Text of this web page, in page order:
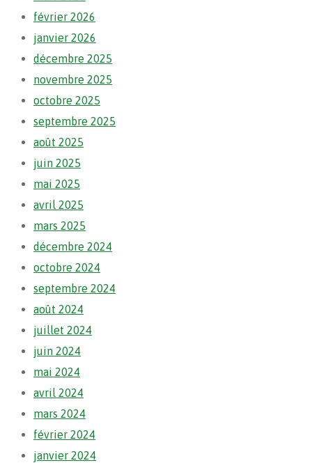
février 2026
janvier 2026
décembre 2025
novembre 2025
octobre 2025
septembre 2025
août 2025
juin 2025
mai 2025
avril 2025
mars 2025
décembre 2024
octobre 2024
septembre 2024
août 2024
juillet 2024
juin 2024
mai 2024
avril 2024
mars 2024
février 2024
janvier 2024